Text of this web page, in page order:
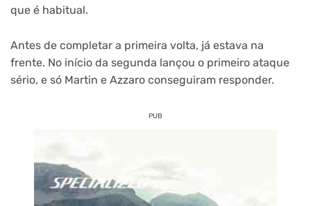
que é habitual.
Antes de completar a primeira volta, já estava na
frente. No início da segunda lançou o primeiro ataque
sério, e só Martin e Azzaro conseguiram responder.
PUB